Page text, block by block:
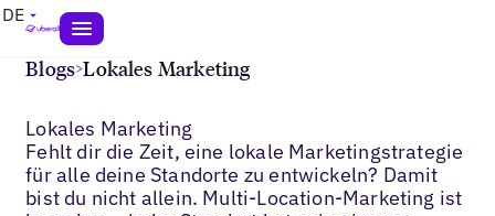
DE
Blogs>Lokales Marketing
Lokales Marketing
Fehlt dir die Zeit, eine lokale Marketingstrategie
für alle deine Standorte zu entwickeln? Damit
bist du nicht allein. Multi-Location-Marketing ist